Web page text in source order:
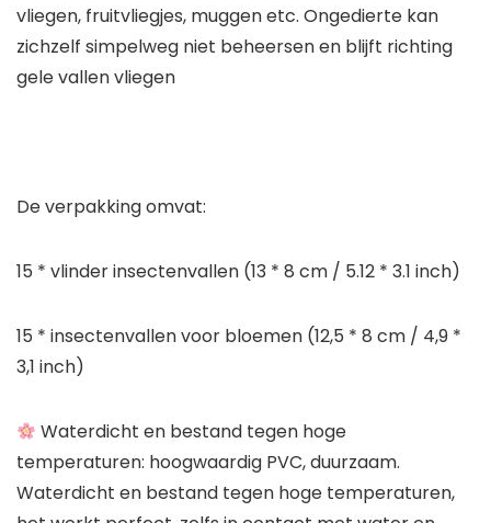
vliegen, fruitvliegjes, muggen etc. Ongedierte kan
zichzelf simpelweg niet beheersen en blijft richting
gele vallen vliegen
De verpakking omvat:
15 * vlinder insectenvallen (13 * 8 cm / 5.12 * 3.1 inch)
15 * insectenvallen voor bloemen (12,5 * 8 cm / 4,9 *
3,1 inch)
Waterdicht en bestand tegen hoge
temperaturen: hoogwaardig PVC, duurzaam.
Waterdicht en bestand tegen hoge temperaturen,